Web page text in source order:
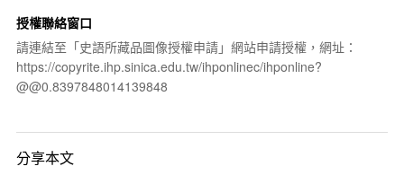
授權聯絡窗口
請連結至「史語所藏品圖像授權申請」網站申請授權，網址：
https://copyrite.ihp.sinica.edu.tw/ihponlinec/ihponline?
@@0.8397848014139848
分享本文